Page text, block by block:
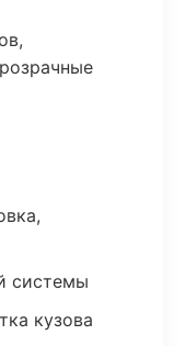
системы
кузова